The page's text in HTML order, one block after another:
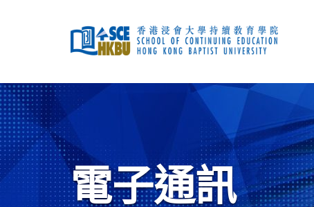
開
始
主
要
內
容
電子通訊